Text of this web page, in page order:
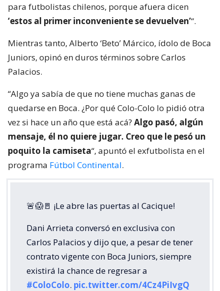
para futbolistas chilenos, porque afuera dicen
‘estos al primer inconveniente se devuelven’“.
Mientras tanto, Alberto ‘Beto’ Márcico, ídolo de Boca
Juniors, opinó en duros términos sobre Carlos
Palacios.
“Algo ya sabía de que no tiene muchas ganas de
quedarse en Boca. ¿Por qué Colo-Colo lo pidió otra
vez si hace un año que está acá? Algo pasó, algún
mensaje, él no quiere jugar. Creo que le pesó un
poquito la camiseta“, apuntó el exfutbolista en el
programa Fútbol Continental.
🚨😱🚪 ¡Le abre las puertas al Cacique!
Dani Arrieta conversó en exclusiva con
Carlos Palacios y dijo que, a pesar de tener
contrato vigente con Boca Juniors, siempre
existirá la chance de regresar a
#ColoColo. pic.twitter.com/4Cz4PiIvgQ